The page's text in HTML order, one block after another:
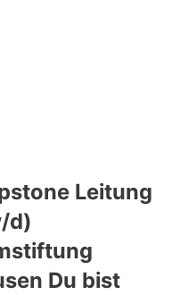
Leitung
d)
Du bist